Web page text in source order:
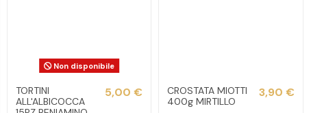
Non disponibile
TORTINI
ALL'ALBICOCCA
5,00 €
CROSTATA MIOTTI
400g MIRTILLO
3,90 €